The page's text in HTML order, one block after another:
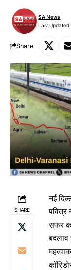
Last Updated:
SA News
Share
SHARE
नई
पवित्र
सफर
बदलाव